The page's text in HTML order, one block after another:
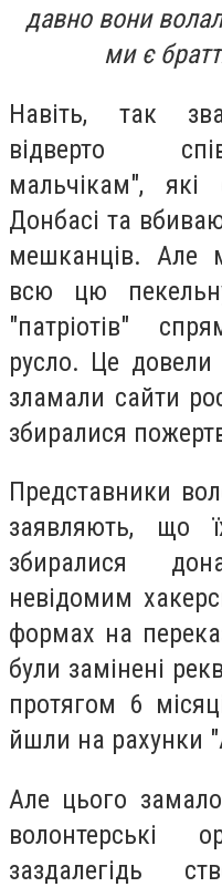
давно вони
ми є
Навіть, так
відверто
мальчікам",
Донбасі та
мешканців. Але
всю цю
"патріотів"
русло. Це довели
зламали сайти
збиралися
Представники
заявляють, що
збиралися
невідомим
формах на
були замінені
протягом 6
йшли на рахунки
Але цього
волонтерські
заздалегідь